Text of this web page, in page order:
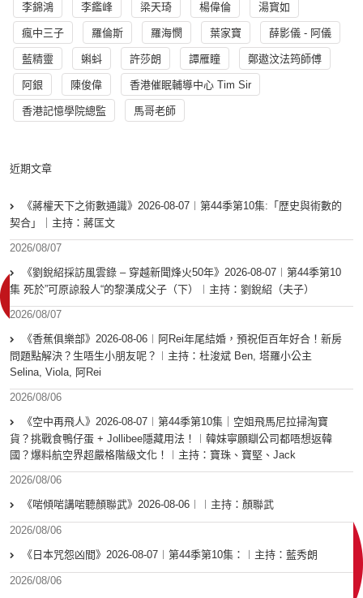
李錦鴻 李鑑峰 梁天琦 楊偉倫 湯寳如
瘋中三子 羅倫斯 羅海憫 葉家寶 薛影儀 - 阿儀
藍精靈 蝌蚪 許莎朗 譚雁瞳 鄭遨汶法筠師傅
阿銀 陳俊偉 香港催眠輔導中心 Tim Sir
香港記憶學院總監 馬哥老師
近期文章
《蔣權天下之術數通識》2026-08-07︱第44季第10集:「歴史與術數的
契合」｜主持：蔣匡文
2026/08/07
《劉銳紹採訪風雲錄 – 穿越新聞烽火50年》2026-08-07︱第44季第10
集 死於”可原諒殺人“的黎漢成父子（下）︱主持：劉銳紹（夫子）
2026/08/07
《香蕉俱樂部》2026-08-06︱阿Rei年尾結婚，預祝佢百年好合！新房
問題點解決？生唔生小朋友呢？︱主持：杜浚斌 Ben, 塔羅小公主
Selina, Viola, 阿Rei
2026/08/06
《空中再飛人》2026-08-07︱第44季第10集｜空姐飛馬尼拉掃淘寶
貨？挑戰食鴨仔蛋 + Jollibee隱藏用法！︱韓妹寧願瞓公司都唔想返韓
國？爆料航空界超嚴格階級文化！︱主持：寶珠、寶堅、Jack
2026/08/06
《啱傾啱講啱聽顏聯武》2026-08-06︱︱主持：顏聯武
2026/08/06
《日本咒怨凶間》2026-08-07︱第44季第10集：︱主持：藍秀朗
2026/08/06